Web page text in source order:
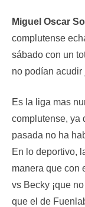
Miguel Oscar
complutense
sábado con un
no podían
Es la liga mas
complutense, ya
pasada no ha
En lo deportivo,
manera que con
vs Becky ¡que
que el de